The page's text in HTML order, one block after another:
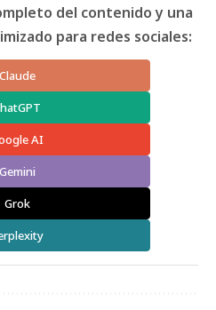
del contenido y una
para redes sociales:
Claude
AI
Gemini
Grok